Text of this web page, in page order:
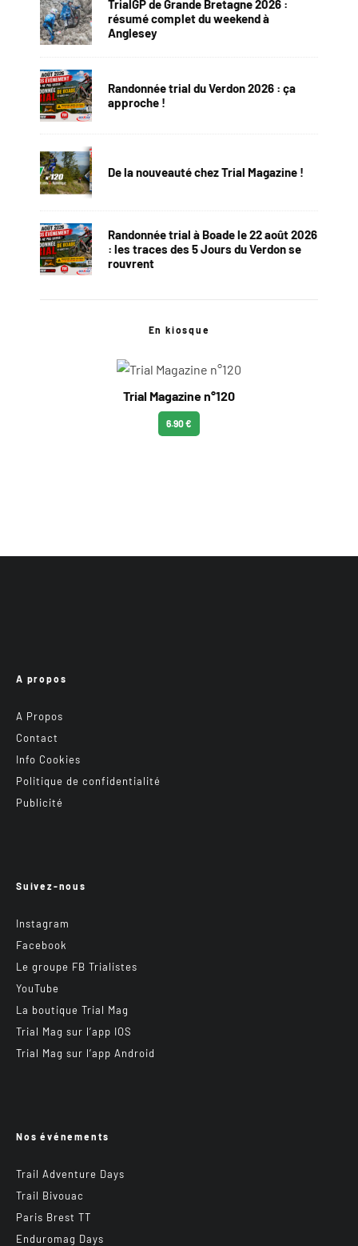
TrialGP de Grande Bretagne 2026 :
résumé complet du weekend à
Anglesey
Randonnée trial du Verdon 2026 : ça
approche !
De la nouveauté chez Trial Magazine !
Randonnée trial à Boade le 22 août 2026
: les traces des 5 Jours du Verdon se
rouvrent
En kiosque
Trial Magazine n°120
6.90 €
A propos
A Propos
Contact
Info Cookies
Politique de confidentialité
Publicité
Suivez-nous
Instagram
Facebook
Le groupe FB Trialistes
YouTube
La boutique Trial Mag
Trial Mag sur l’app IOS
Trial Mag sur l’app Android
Nos événements
Trail Adventure Days
Trail Bivouac
Paris Brest TT
Enduromag Days